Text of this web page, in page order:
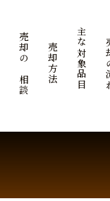
ご売却のご相談 ご売却方法 主な対象品目 ご